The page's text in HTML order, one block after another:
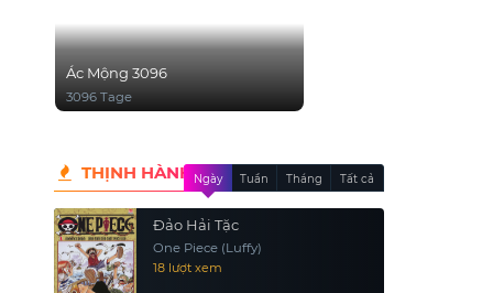
Ác Mộng 3096
3096 Tage
THỊNH HÀNH Ngày Tuần Tháng Tất cả
Đảo Hải Tặc
One Piece (Luffy)
18 lượt xem